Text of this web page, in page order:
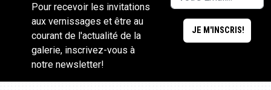
Pour recevoir les invitations
aux vernissages et être au
courant de l'actualité de la
galerie, inscrivez-vous à
notre newsletter!